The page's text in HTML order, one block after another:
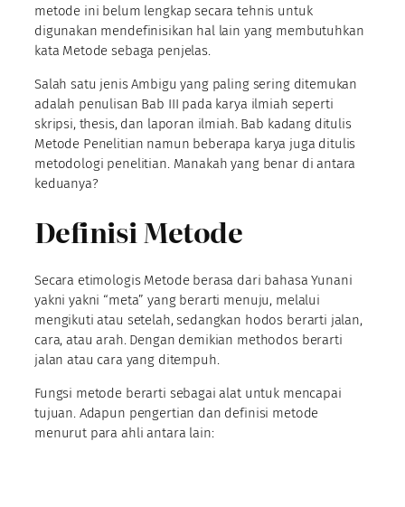
metode ini belum lengkap secara tehnis untuk
digunakan mendefinisikan hal lain yang membutuhkan
kata Metode sebaga penjelas.
Salah satu jenis Ambigu yang paling sering ditemukan
adalah penulisan Bab III pada karya ilmiah seperti
skripsi, thesis, dan laporan ilmiah. Bab kadang ditulis
Metode Penelitian namun beberapa karya juga ditulis
metodologi penelitian. Manakah yang benar di antara
keduanya?
Definisi Metode
Secara etimologis Metode berasa dari bahasa Yunani
yakni yakni “meta” yang berarti menuju, melalui
mengikuti atau setelah, sedangkan hodos berarti jalan,
cara, atau arah. Dengan demikian methodos berarti
jalan atau cara yang ditempuh.
Fungsi metode berarti sebagai alat untuk mencapai
tujuan. Adapun pengertian dan definisi metode
menurut para ahli antara lain: